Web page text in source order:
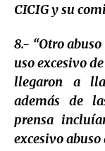
CICIG y su
8.- “Otro
uso excesivo
llegaron a
además de
prensa
excesivo abuso